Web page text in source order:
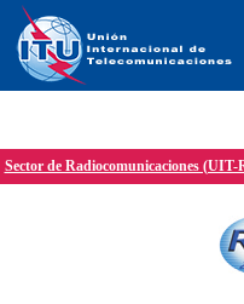
Sector de Radiocomunicaciones (UIT-